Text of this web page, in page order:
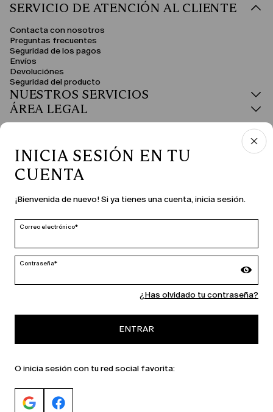
SERVICIO DE ATENCIÓN AL CLIENTE
Contacta con nosotros
Preguntas frecuentes
Seguridad de los pagos
Envíos
Devoluciónes
Seguridad del producto
NUESTROS SERVICIOS
ÁREA LEGAL
PAÍS E IDIOMA
España | es
MARINA RINALDI
INICIA SESIÓN EN TU
CUENTA
¡Bienvenida de nuevo! Si ya tienes una cuenta, inicia sesión.
Correo electrónico*
Contraseña*
¿Has olvidado tu contraseña?
ENTRAR
O inicia sesión con tu red social favorita: